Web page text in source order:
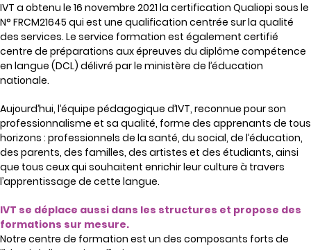
IVT a obtenu le 16 novembre 2021 la certification Qualiopi sous le
N° FRCM21645 qui est une qualification centrée sur la qualité
des services. Le service formation est également certifié
centre de préparations aux épreuves du diplôme compétence
en langue (DCL) délivré par le ministère de l’éducation
nationale.
Aujourd’hui, l’équipe pédagogique d’IVT, reconnue pour son
professionnalisme et sa qualité, forme des apprenants de tous
horizons : professionnels de la santé, du social, de l’éducation,
des parents, des familles, des artistes et des étudiants, ainsi
que tous ceux qui souhaitent enrichir leur culture à travers
l’apprentissage de cette langue.
IVT se déplace aussi dans les structures et propose des
formations sur mesure.
Notre centre de formation est un des composants forts de